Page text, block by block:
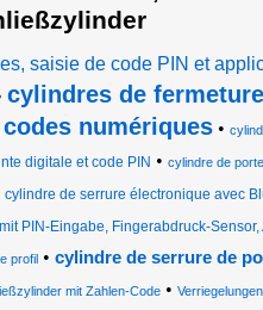
saisie de code PIN et
cylindres de
numériques•
digitale et code PIN • cylindre de porte
cylindre de serrure électronique avec
PIN-Eingabe, Fingerabdruck-Sensor,
profil• cylindre de serrure de
mit Zahlen-Code•